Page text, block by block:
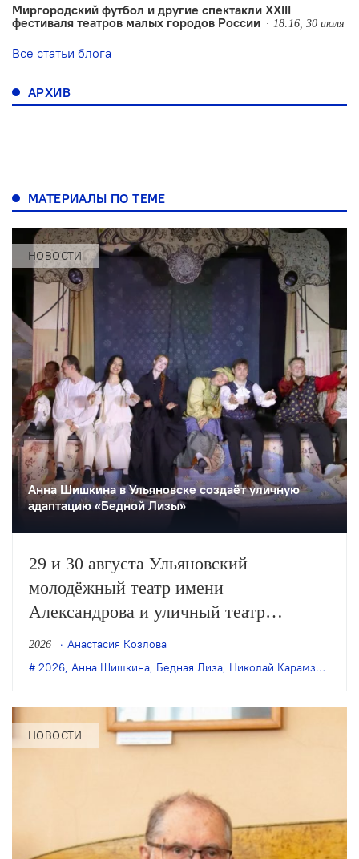
Миргородский футбол и другие спектакли XXIII
фестиваля театров малых городов России
18:16, 30 июля
Все статьи блога
АРХИВ
МАТЕРИАЛЫ ПО ТЕМЕ
НОВОСТИ
Анна Шишкина в Ульяновске создаëт уличную
адаптацию «Бедной Лизы»
29 и 30 августа Ульяновский
молодёжный театр имени
Александрова и уличный театр
«Странствующие куклы господина
Пэжо» из Санкт-Петербурга покажут
«Бедная Лиза» по одноимённой
повести Карамзина. Постановка
станет одним из центральных событий
2026
Анастасия Козлова
2026, Анна Шишкина, Бедная Лиза, Николай Карамзин
НОВОСТИ